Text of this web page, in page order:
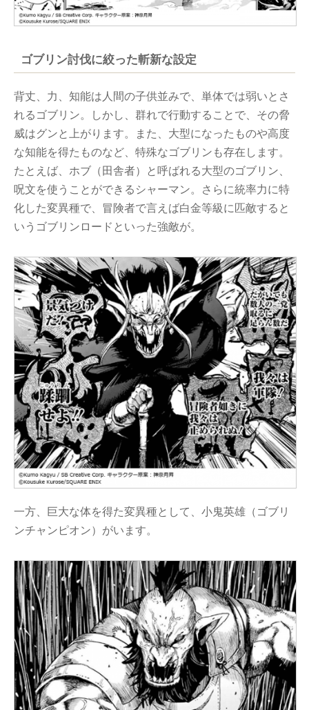
ゴブリン討伐に絞った斬新な設定
背丈、力、知能は人間の子供並みで、単体では弱いとさ
れるゴブリン。しかし、群れで行動することで、その脅
威はグンと上がります。また、大型になったものや高度
な知能を得たものなど、特殊なゴブリンも存在します。
たとえば、ホブ（田舎者）と呼ばれる大型のゴブリン、
呪文を使うことができるシャーマン。さらに統率力に特
化した変異種で、冒険者で言えば白金等級に匹敵すると
いうゴブリンロードといった強敵が。
一方、巨大な体を得た変異種として、小鬼英雄（ゴブリ
ンチャンピオン）がいます。